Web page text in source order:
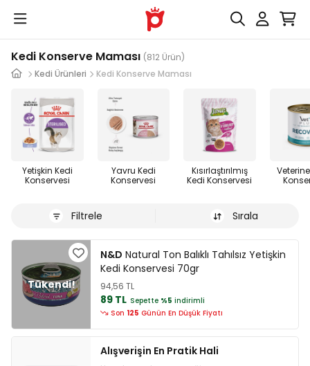
Kedi Konserve Maması (812 Ürün)
Kedi Ürünleri
Kedi Konserve Maması
Yetişkin Kedi
Konservesi
Yavru Kedi
Konservesi
Kısırlaştırılmış
Kedi Konservesi
Filtrele Sırala
N&D Natural Ton Balıklı Tahılsız Yetişkin
Kedi Konservesi 70gr
94,56 TL
89 TL Sepette %5 indirimli
Son 125 Günün En Düşük Fiyatı
Alışverişin En Pratik Hali